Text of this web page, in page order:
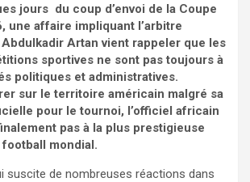
jours du coup d’envoi de la Coupe
une affaire impliquant l’arbitre
Abdulkadir Artan vient rappeler que les
sportives ne sont pas toujours à
politiques et administratives.
sur le territoire américain malgré sa
pour le tournoi, l’officiel africain
pas à la plus prestigieuse
mondial.
suscite de nombreuses réactions dans